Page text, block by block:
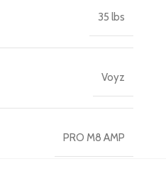
35 lbs
Voyz
PRO M8 AMP